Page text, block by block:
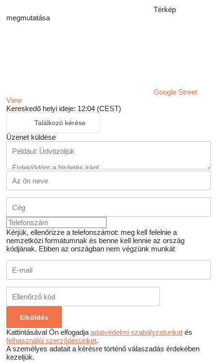
Térkép
megmutatása
Google Street
View
Kereskedő helyi ideje: 12:04 (CEST)
Találkozó kérése
Üzenet küldése
Kérjük, ellenőrizze a telefonszámot: meg kell felelnie a
nemzetközi formátumnak és benne kell lennie az ország
kódjának. Ebben az országban nem végzünk munkát
Kattintásával Ön elfogadja adatvédelmi szabályzatunkat és
felhasználói szerződésünket.
A személyes adatait a kérésre történő válaszadás érdekében
kezeljük.